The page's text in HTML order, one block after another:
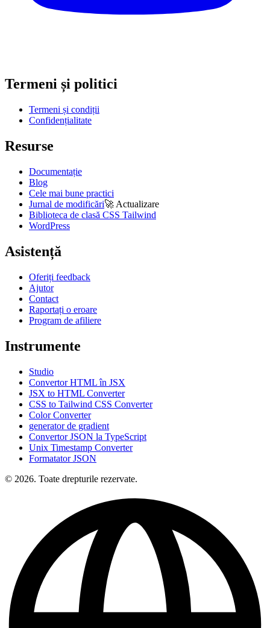
Termeni și politici
Termeni și condiții
Confidențialitate
Resurse
Documentație
Blog
Cele mai bune practici
Jurnal de modificări🚀 Actualizare
Biblioteca de clasă CSS Tailwind
WordPress
Asistență
Oferiți feedback
Ajutor
Contact
Raportați o eroare
Program de afiliere
Instrumente
Studio
Convertor HTML în JSX
JSX to HTML Converter
CSS to Tailwind CSS Converter
Color Converter
generator de gradient
Convertor JSON la TypeScript
Unix Timestamp Converter
Formatator JSON
© 2026. Toate drepturile rezervate.